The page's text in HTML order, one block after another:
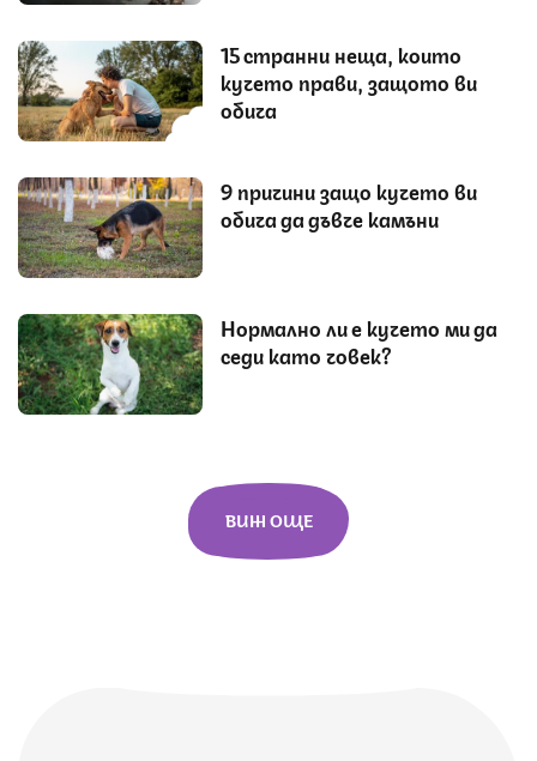
15 странни неща, които
кучето прави, защото ви
обича
9 причини защо кучето ви
обича да дъвче камъни
Нормално ли е кучето ми да
седи като човек?
ВИЖ ОЩЕ